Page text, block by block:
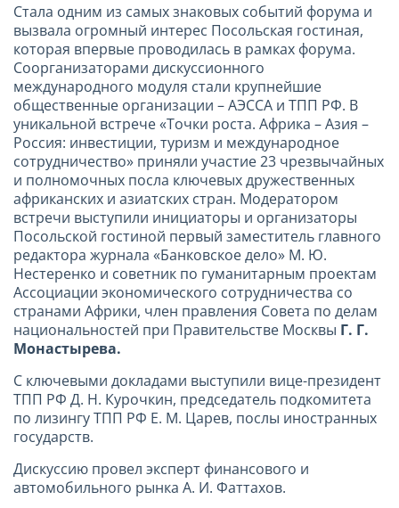
Стала одним из самых знаковых событий форума и
вызвала огромный интерес Посольская гостиная,
которая впервые проводилась в рамках форума.
Соорганизаторами дискуссионного
международного модуля стали крупнейшие
общественные организации – АЭССА и ТПП РФ. В
уникальной встрече «Точки роста. Африка – Азия –
Россия: инвестиции, туризм и международное
сотрудничество» приняли участие 23 чрезвычайных
и полномочных посла ключевых дружественных
африканских и азиатских стран. Модератором
встречи выступили инициаторы и организаторы
Посольской гостиной первый заместитель главного
редактора журнала «Банковское дело» М. Ю.
Нестеренко и советник по гуманитарным проектам
Ассоциации экономического сотрудничества со
странами Африки, член правления Совета по делам
национальностей при Правительстве Москвы Г. Г.
Монастырева.
С ключевыми докладами выступили вице-президент
ТПП РФ Д. Н. Курочкин, председатель подкомитета
по лизингу ТПП РФ Е. М. Царев, послы иностранных
государств.
Дискуссию провел эксперт финансового и
автомобильного рынка А. И. Фаттахов.